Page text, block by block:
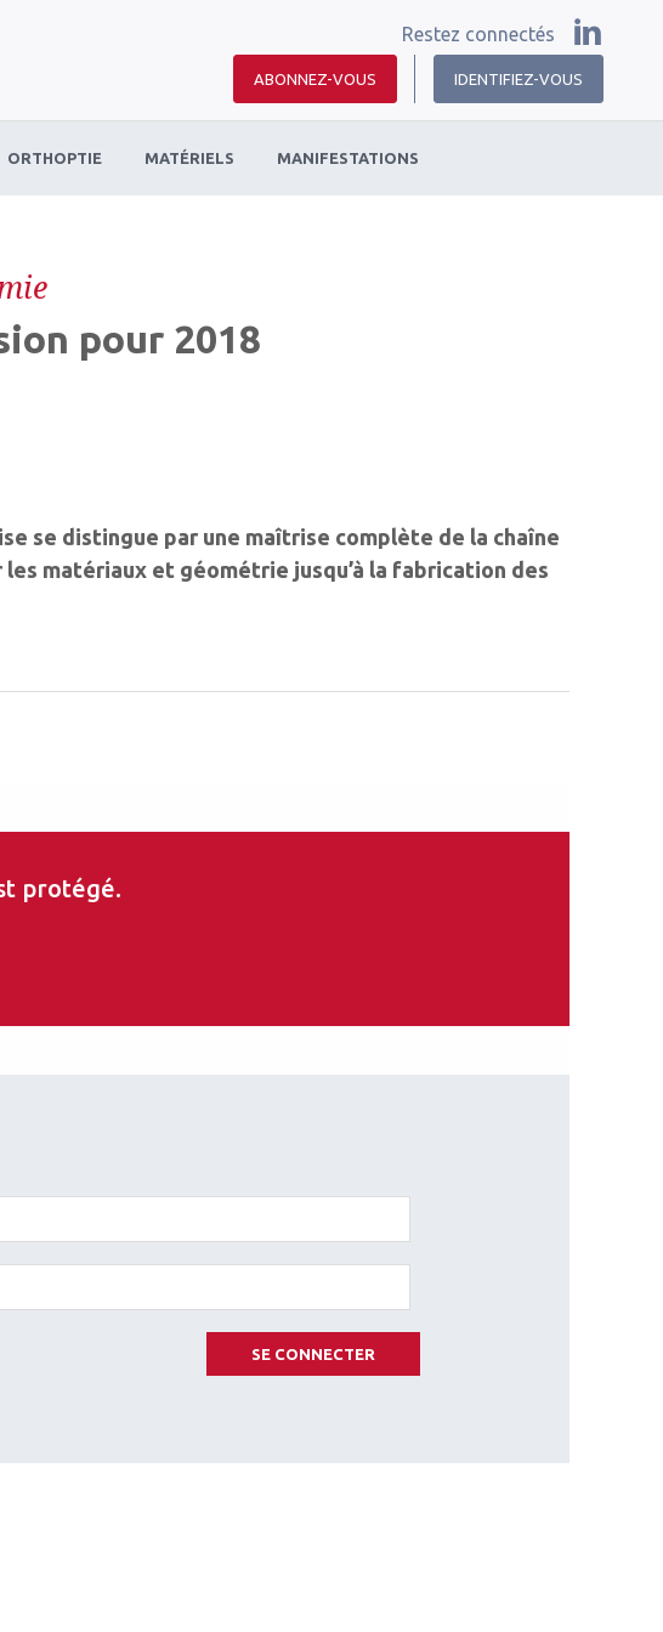
Restez connectés
ABONNEZ-VOUS IDENTIFIEZ-VOUS
ORTHOPTIE MATÉRIELS MANIFESTATIONS
pour 2018
se distingue par une maîtrise complète de la chaîne
matériaux et géométrie jusqu’à la ­fa­brication des
protégé.
SE CONNECTER